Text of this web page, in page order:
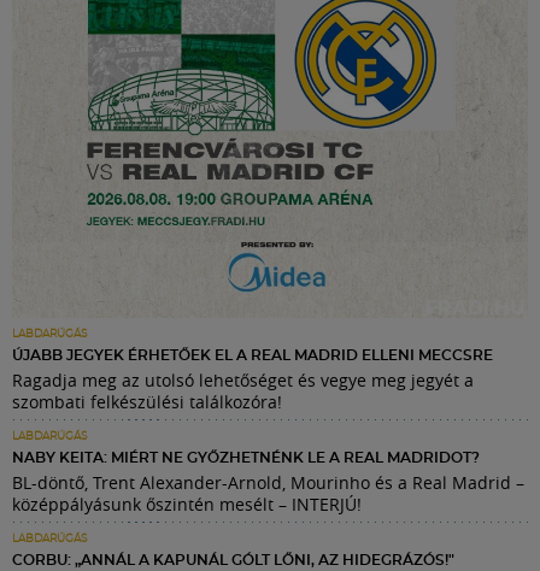
LABDARÚGÁS
ÚJABB JEGYEK ÉRHETŐEK EL A REAL MADRID ELLENI MECCSRE
Ragadja meg az utolsó lehetőséget és vegye meg jegyét a
szombati felkészülési találkozóra!
LABDARÚGÁS
NABY KEITA: MIÉRT NE GYŐZHETNÉNK LE A REAL MADRIDOT?
BL-döntő, Trent Alexander-Arnold, Mourinho és a Real Madrid –
középpályásunk őszintén mesélt – INTERJÚ!
LABDARÚGÁS
CORBU: „ANNÁL A KAPUNÁL GÓLT LŐNI, AZ HIDEGRÁZÓS!"